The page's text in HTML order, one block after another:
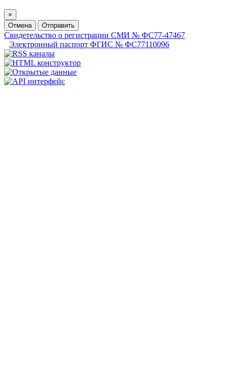
×
Отмена
Отправить
Свидетельство о регистрации СМИ № ФС77-47467
Электронный паспорт ФГИС № ФС77110096